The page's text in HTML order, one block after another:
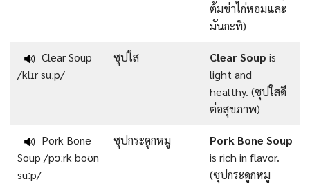
ต้มข่าไก่หอมและ
มันกะทิ)
🔊 Clear Soup
/klɪr suːp/
ซุปใส Clear Soup is
light and
healthy. (ซุปใสดี
ต่อสุขภาพ)
🔊 Pork Bone
Soup /pɔːrk boʊn
suːp/
ซุปกระดูกหมู
Pork Bone Soup
is rich in flavor.
(ซุปกระดูกหมู